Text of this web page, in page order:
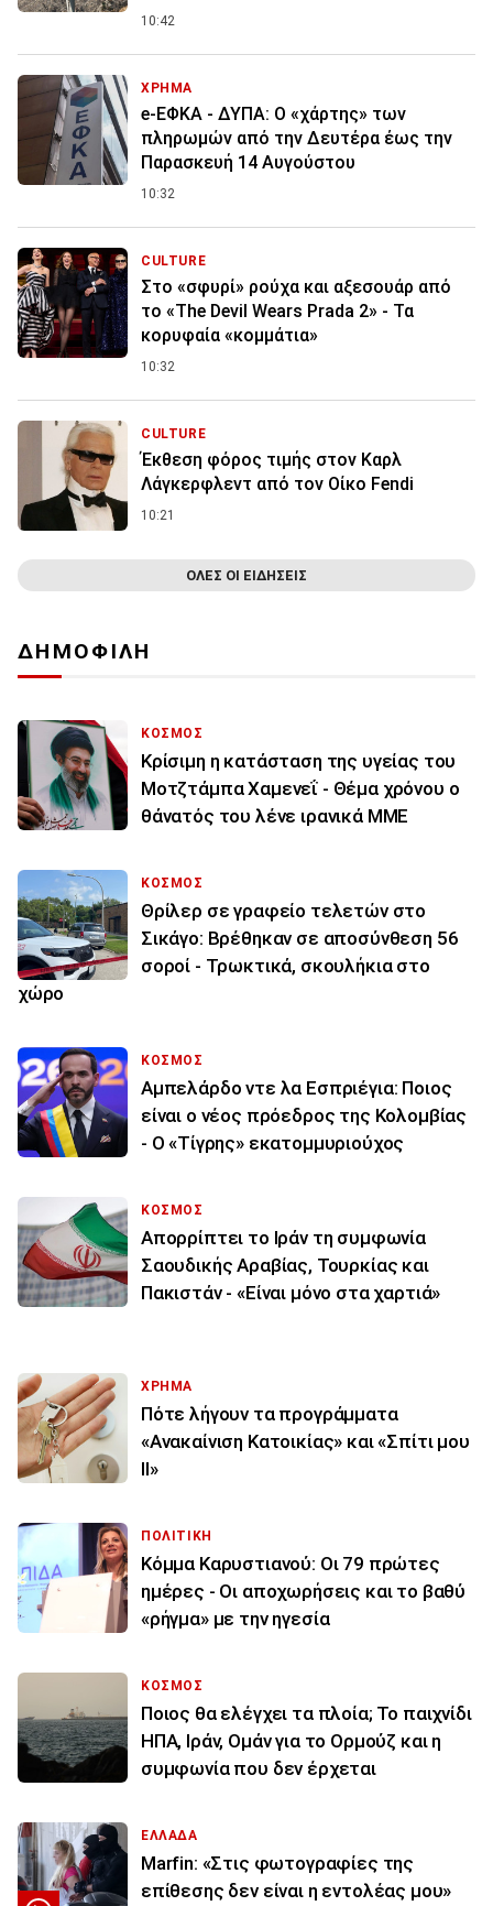
10:42
ΧΡΗΜΑ
e-ΕΦΚΑ - ΔΥΠΑ: Ο «χάρτης» των
πληρωμών από την Δευτέρα έως την
Παρασκευή 14 Αυγούστου
10:32
CULTURE
Στο «σφυρί» ρούχα και αξεσουάρ από
το «The Devil Wears Prada 2» - Τα
κορυφαία «κομμάτια»
10:32
CULTURE
Έκθεση φόρος τιμής στον Καρλ
Λάγκερφλεντ από τον Οίκο Fendi
10:21
ΟΛΕΣ ΟΙ ΕΙΔΗΣΕΙΣ
ΔΗΜΟΦΙΛΗ
ΚΟΣΜΟΣ
Κρίσιμη η κατάσταση της υγείας του
Μοτζτάμπα Χαμενεΐ - Θέμα χρόνου ο
θάνατός του λένε ιρανικά ΜΜΕ
ΚΟΣΜΟΣ
Θρίλερ σε γραφείο τελετών στο
Σικάγο: Βρέθηκαν σε αποσύνθεση 56
σοροί - Τρωκτικά, σκουλήκια στο
χώρο
ΚΟΣΜΟΣ
Αμπελάρδο ντε λα Εσπριέγια: Ποιος
είναι ο νέος πρόεδρος της Κολομβίας
- Ο «Τίγρης» εκατομμυριούχος
ΚΟΣΜΟΣ
Απορρίπτει το Ιράν τη συμφωνία
Σαουδικής Αραβίας, Τουρκίας και
Πακιστάν - «Είναι μόνο στα χαρτιά»
ΧΡΗΜΑ
Πότε λήγουν τα προγράμματα
«Ανακαίνιση Κατοικίας» και «Σπίτι μου
ΙΙ»
ΠΟΛΙΤΙΚΗ
Κόμμα Καρυστιανού: Οι 79 πρώτες
ημέρες - Οι αποχωρήσεις και το βαθύ
«ρήγμα» με την ηγεσία
ΚΟΣΜΟΣ
Ποιος θα ελέγχει τα πλοία; Το παιχνίδι
ΗΠΑ, Ιράν, Ομάν για το Ορμούζ και η
συμφωνία που δεν έρχεται
ΕΛΛΑΔΑ
Marfin: «Στις φωτογραφίες της
επίθεσης δεν είναι η εντολέας μου»